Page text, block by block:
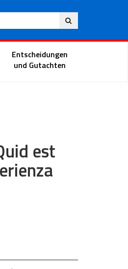
Deu
Entscheidungen
und Gutachten
est